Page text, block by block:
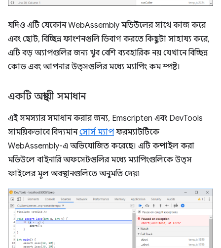
যদিও এটি যেকোন WebAssembly মডিউলের সাথে কাজ করে
এবং ছোট, বিচ্ছিন্ন ফাংশনগুলি ডিবাগ করতে কিছুটা সাহায্য করে,
এটি বড় অ্যাপগুলির জন্য খুব বেশি ব্যবহারিক নয় যেখানে বিচ্ছিন্ন
কোড এবং আপনার উত্সগুলির মধ্যে ম্যাপিং কম স্পষ্ট।
একটি অস্থায়ী সমাধান
এই সমস্যার সমাধান করার জন্য, Emscripten এবং DevTools
সাময়িকভাবে বিদ্যমানসোর্স ম্যাপফরম্যাটটিকে
WebAssembly-এ অভিযোজিত করেছে। এটি কম্পাইল করা
মডিউলে বাইনারি অফসেটগুলির মধ্যে ম্যাপিংগুলিকে উত্স
ফাইলের মূল অবস্থানগুলিতে অনুমতি দেয়৷